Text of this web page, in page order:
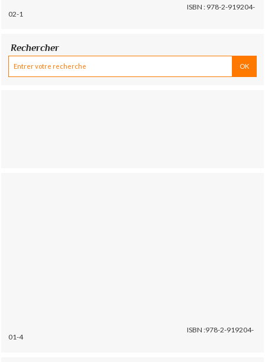
ISBN : 978-2-919204-
02-1
Rechercher
ISBN :978-2-919204-
01-4